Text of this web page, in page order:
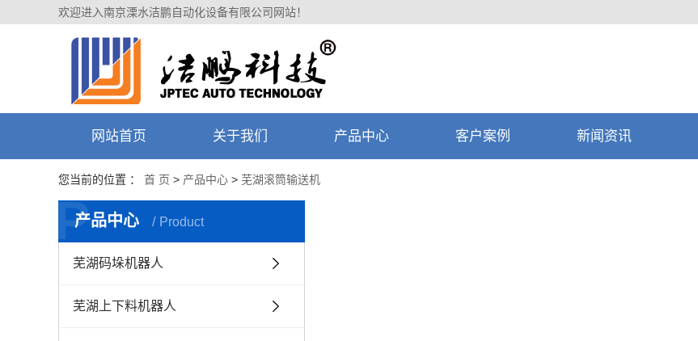
欢迎进入南京溧水洁鹏自动化设备有限公司网站！
网站首页 关于我们 产品中心 客户案例 新闻资讯
您当前的位置 ： 首 页 > 产品中心 > 芜湖滚筒输送机
产品中心 Product
P
芜湖码垛机器人
芜湖上下料机器人